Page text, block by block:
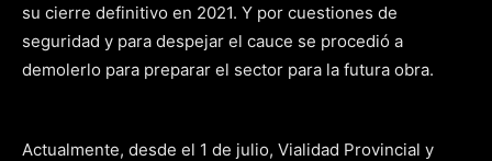
su cierre definitivo en 2021. Y por cuestiones de
seguridad y para despejar el cauce se procedió a
demolerlo para preparar el sector para la futura obra.
Actualmente, desde el 1 de julio, Vialidad Provincial y